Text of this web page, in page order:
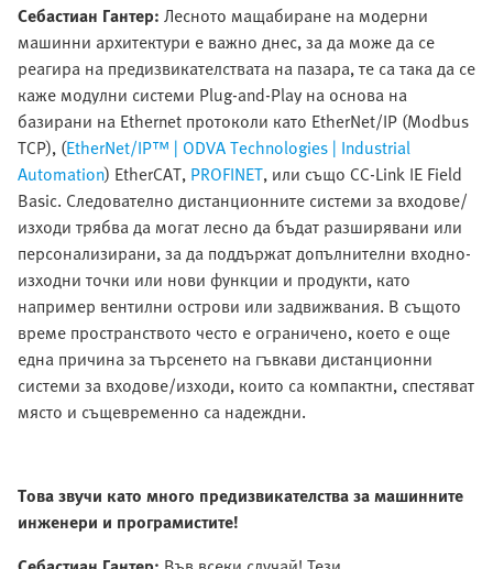
Себастиан Гантер: Лесното мащабиране на модерни
машинни архитектури е важно днес, за да може да се
реагира на предизвикателствата на пазара, те са така да се
каже модулни системи Plug-and-Play на основа на
базирани на Ethernet протоколи като EtherNet/IP (Modbus
TCP), (EtherNet/IP™ | ODVA Technologies | Industrial
Automation) EtherCAT, PROFINET, или също CC-Link IE Field
Basic. Следователно дистанционните системи за входове/
изходи трябва да могат лесно да бъдат разширявани или
персонализирани, за да поддържат допълнителни входно-
изходни точки или нови функции и продукти, като
например вентилни острови или задвижвания. В същото
време пространството често е ограничено, което е още
една причина за търсенето на гъвкави дистанционни
системи за входове/изходи, които са компактни, спестяват
място и същевременно са надеждни.
Това звучи като много предизвикателства за машинните
инженери и програмистите!